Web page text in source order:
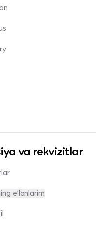
va rekvizitlar
e'lonlarim